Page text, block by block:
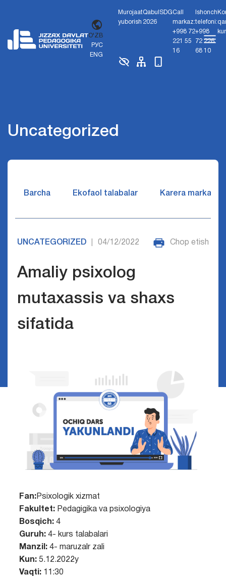
O'ZB
РУС
ENG
Murojaat
yuborish
Qabul
2026
SDGCall
markaz:
+998 72
221 55
16
Ishonch
telefoni:
+998
72 226
68 10
Uncategorized
Barcha Ekofaol talabalar Karera markazi
UNCATEGORIZED 04/12/2022 Chop etish
Amaliy psixolog
mutaxassis va shaxs
sifatida
Fan:Psixologik xizmat
Fakultet:Pedagigika va psixologiya
Bosqich:4
Guruh:4- kurs talabalari
Manzil:4- maruzalr zali
Kun: 5.12.2022y
Vaqti:11:30